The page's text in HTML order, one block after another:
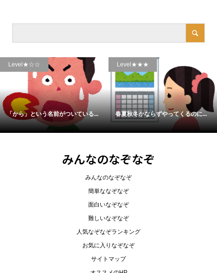
Level★☆☆
「から」という名前がついている...
Level★★★
春夏秋冬かならずやってくるのに...
みんなのなぞなぞ
みんなのなぞなぞ
簡単ななぞなぞ
面白いなぞなぞ
難しいなぞなぞ
人気なぞなぞランキング
お気に入りなぞなぞ
サイトマップ